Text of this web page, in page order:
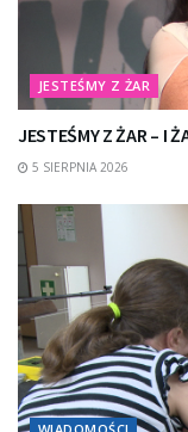
JESTEŚMY Z ŻAR
JESTEŚMY Z ŻAR – I
5 SIERPNIA 2026